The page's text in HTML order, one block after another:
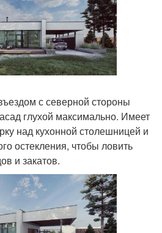
с северной стороны
глухой максимально. Имеет
над кухонной столешницей и
остекления, чтобы ловить
и закатов.